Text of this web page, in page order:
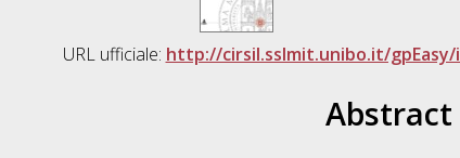
URL ufficiale: http://cirsil.sslmit.unibo.it/gpEasy/
Abstract